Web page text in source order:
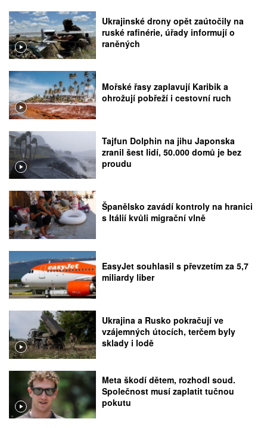
Ukrajinské drony opět zaútočily na
ruské rafinérie, úřady informují o
raněných
Mořské řasy zaplavují Karibik a
ohrožují pobřeží i cestovní ruch
Tajfun Dolphin na jihu Japonska
zranil šest lidí, 50.000 domů je bez
proudu
Španělsko zavádí kontroly na hranici
s Itálií kvůli migrační vlně
EasyJet souhlasil s převzetím za 5,7
miliardy liber
Ukrajina a Rusko pokračují ve
vzájemných útocích, terčem byly
sklady i lodě
Meta škodí dětem, rozhodl soud.
Společnost musí zaplatit tučnou
pokutu